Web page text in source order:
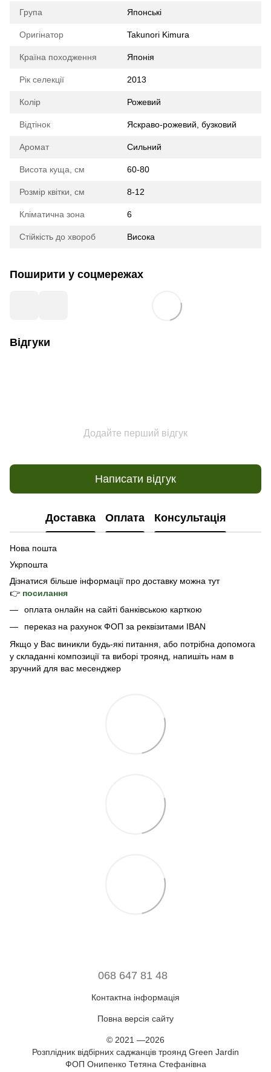
Група Японські
Оригінатор Takunori Kimura
Країна походження Японія
Рік селекції 2013
Колір Рожевий
Відтінок Яскраво-рожевий, бузковий
Аромат Сильний
Висота куща, см 60-80
Розмір квітки, см 8-12
Кліматична зона 6
Стійкість до хвороб Висока
Поширити у соцмережах
Відгуки
Додайте перший відгук
Написати відгук
Доставка Оплата Консультація
Нова пошта
Укрпошта
Дізнатися більше інформації про доставку можна тут
👉 посилання
оплата онлайн на сайті банківською карткою
переказ на рахунок ФОП за реквізитами IBAN
Якщо у Вас виникли будь-які питання, або потрібна допомога
у складанні композиції та виборі троянд, напишіть нам в
зручний для вас месенджер
068 647 81 48
Контактна інформація
Повна версія сайту
© 2021 —2026
Розплідник відбірних саджанців троянд Green Jardin
ФОП Онипенко Тетяна Стефанівна